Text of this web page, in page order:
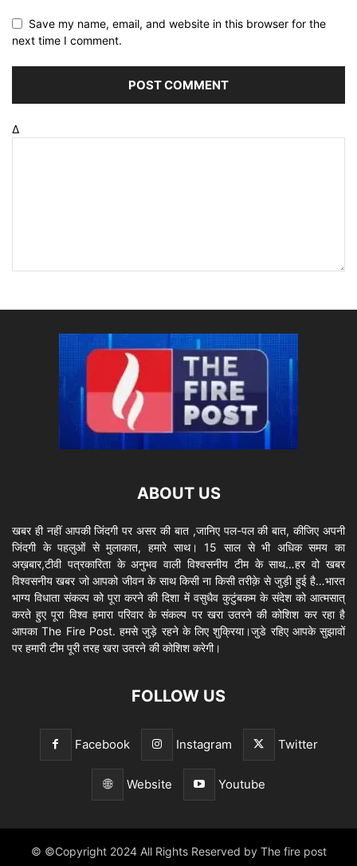
Save my name, email, and website in this browser for the
next time I comment.
Δ
ABOUT US
खबर ही नहीं आपकी जिंदगी पर असर की बात ,जानिए पल-पल की बात, कीजिए अपनी
जिंदगी के पहलुओं से मुलाकात, हमारे साथ। 15 साल से भी अधिक समय का
अख़बार,टीवी पत्रकारिता के अनुभव वाली विश्वसनीय टीम के साथ…हर वो खबर
विश्वसनीय खबर जो आपको जीवन के साथ किसी ना किसी तरीक़े से जुड़ी हुई है…भारत
भाग्य विधाता संकल्प को पूरा करने की दिशा में वसुधैव कुटुंबकम के संदेश को आत्मसात्
करते हुए पूरा विश्व हमारा परिवार के संकल्प पर खरा उतरने की कोशिश कर रहा है
आपका The Fire Post. हमसे जुड़े रहने के लिए शुक्रिया।जुडे रहिए आपके सुझावों
पर हमारी टीम पूरी तरह खरा उतरने की कोशिश करेगी।
FOLLOW US
Facebook Instagram Twitter
Website Youtube
© ©Copyright 2024 All Rights Reserved by The fire post